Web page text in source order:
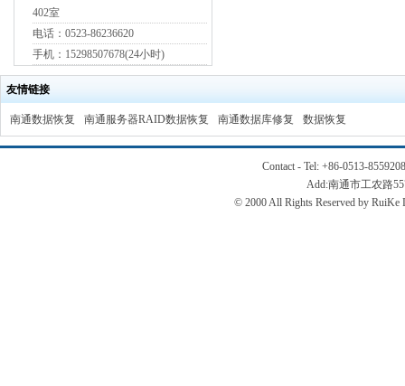
402室
电话：0523-86236620
手机：15298507678(24小时)
友情链接
南通数据恢复 南通服务器RAID数据恢复 南通数据库修复 数据恢复
Contact - Tel: +86-0513-
Add:南通市工农路
© 2000 All Rights Reserved by